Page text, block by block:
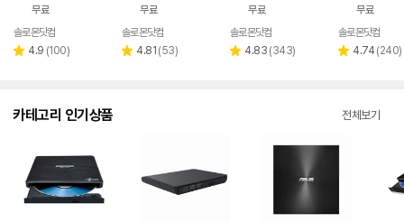
로이드무료
페이
솔로몬닷컴
별 4.9 리
(100)
무료
페이
솔로몬닷컴
별 4.81 리
(53)
9YB70
무료
페이
솔로몬닷컴
별 4.83 리
(343)
무료
페
솔로몬닷컴
별 4.74 리
(240)
카테고리 인기상품 전체보기